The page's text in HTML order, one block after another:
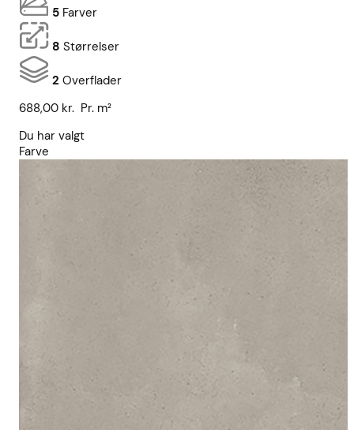
5 Farver
8 Størrelser
2 Overflader
688,00 kr. Pr. m²
Du har valgt
Farve